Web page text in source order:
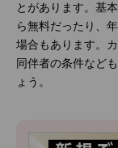
とがあります。基
ら無料だったり、
場合もあります。
同伴者の条件など
ょう。